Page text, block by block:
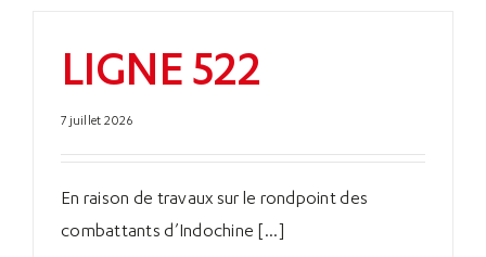
LIGNE 522
7 juillet 2026
En raison de travaux sur le rondpoint des
combattants d’Indochine [...]